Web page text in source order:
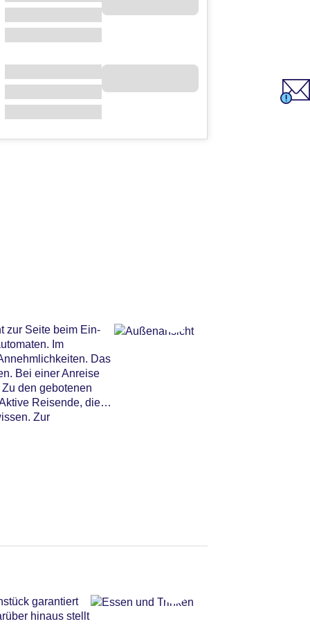
zur Seite beim Ein-
Im
Das
Bei einer Anreise
den gebotenen
Reisende, die
Zur
garantiert
hinaus stellt